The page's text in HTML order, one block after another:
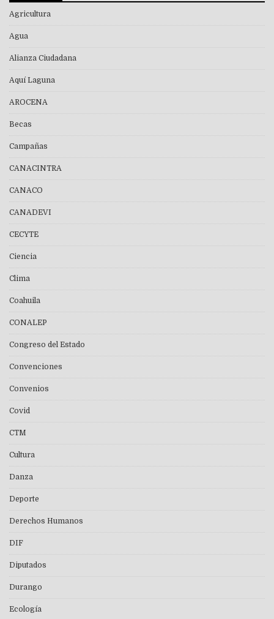
Agricultura
Agua
Alianza Ciudadana
Aquí Laguna
AROCENA
Becas
Campañas
CANACINTRA
CANACO
CANADEVI
CECYTE
Ciencia
Clima
Coahuila
CONALEP
Congreso del Estado
Convenciones
Convenios
Covid
CTM
Cultura
Danza
Deporte
Derechos Humanos
DIF
Diputados
Durango
Ecología